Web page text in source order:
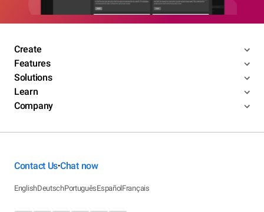
Create
Features
Solutions
Learn
Company
Contact Us•Chat now
EnglishDeutschPortuguêsEspañolFrançais